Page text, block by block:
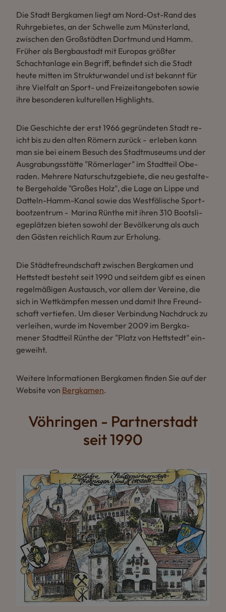
Die Stadt Bergkamen liegt am Nord-Ost-Rand des
Ruhrgebietes, an der Schwelle zum Münsterland,
zwischen den Großstädten Dortmund und Hamm.
Früher als Bergbaustadt mit Europas größter
Schachtanlage ein Begriff, befindet sich die Stadt
heute mitten im Strukturwandel und ist bekannt für
ihre Vielfalt an Sport- und Freizeitangeboten sowie
ihre besonderen kulturellen Highlights.
Die Gesc­hic­hte der erst 1966 gegründe­ten Stadt re­
icht bis zu den al­ten Römern zurück - er­le­ben kann
man sie bei einem Be­such des Stadt­mu­se­ums und der
Ausg­ra­bungsstätte "Römer­la­ger" im Stadt­te­il Obe­
raden. Meh­re­re Na­turs­chutz­ge­bi­ete, die neu ges­talte­
te Ber­ge­hal­de "Großes Holz", die La­ge an Lip­pe und
Dat­teln-Hamm-Ka­nal so­wie das West­fälisc­he Sport­
bo­ot­zent­rum - Ma­rina Rünthe mit ih­ren 310 Bo­ots­li­
egeplätzen bi­eten so­wohl der Bevölke­rung als auch
den Gästen re­ich­lich Ra­um zur Er­ho­lung.
Die Städtef­re­und­schaft zwisc­hen Berg­ka­men und
Hett­stedt bes­teht se­it 1990 und se­it­dem gibt es einen
re­gelmäßigen Aus­ta­usch, vor al­lem der Ve­re­ine, die
sich in Wettkämpfen mes­sen und da­mit Ih­re Fre­und­
schaft ver­ti­efen. Um di­eser Ver­bindung Nach­druck zu
ver­le­ihen, wur­de im No­vem­ber 2009 im Berg­ka­
mener Stadt­te­il Rünthe der "Platz von Hett­stedt" ein­
ge­we­iht.
Weitere Informationen Bergkamen finden Sie auf der
Website von Bergkamen.
Vöhringen - Partnerstadt
seit 1990